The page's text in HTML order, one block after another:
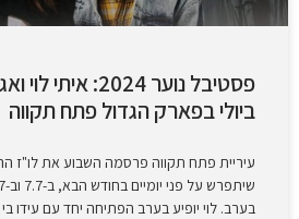
פסטיבל נוער 2024:
ביולי בפארק הגדול פתח תקווה
עיריית פתח תקווה פרסמה השבוע את לו"ז
בערב. לוי יופיע בערב הפתיחה יחד עם עידו